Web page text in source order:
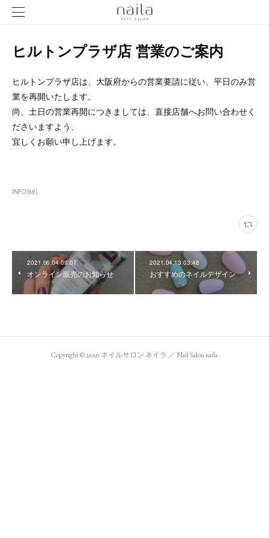
ヒルトンプラザ店 営業のご案内
ヒルトンプラザ店は、大阪府からの営業要請に従い、平日のみ営
業を再開いたします。
尚、土日の営業再開につきましては、直接店舗へお問い合わせく
ださいますよう、
宜しくお願い申し上げます。
INFO(68)
2021.06.04 09:07
オンライン販売のお知らせ
2021.04.13 03:48
おすすめのネイルデザイン
Copyright ©2026 ネイルサロン ネイラ ／ Nail Salon naila.